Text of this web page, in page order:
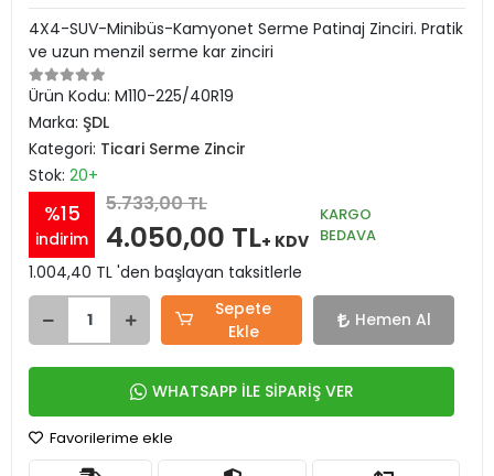
4X4-SUV-Minibüs-Kamyonet Serme Patinaj Zinciri. Pratik
ve uzun menzil serme kar zinciri
Ürün Kodu: M110-225/40R19
Marka: ŞDL
Kategori: Ticari Serme Zincir
Stok: 20+
%15
indirim
5.733,00 TL
4.050,00 TL+ KDV
KARGO
BEDAVA
1.004,40 TL 'den başlayan taksitlerle
Sepete
Ekle
Hemen Al
WHATSAPP İLE SİPARİŞ VER
Favorilerime ekle